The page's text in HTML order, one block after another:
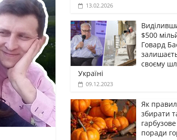
13.02.2026
$500
Говард
своєму
Україні
09.12.2023
Як
збирати
поради